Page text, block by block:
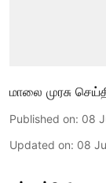
மாலை முரசு
Published on: 08
Updated on: 08